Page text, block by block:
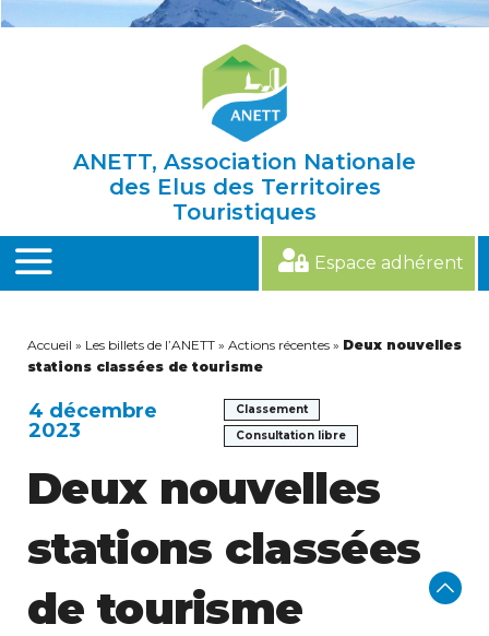
ANETT, Association Nationale
des Elus des Territoires
Touristiques
MENU
Espace adhérent
Accueil » Les billets de l’ANETT » Actions récentes » Deux nouvelles
stations classées de tourisme
4 décembre
2023
Classement
Consultation libre
Deux nouvelles
stations classées
de tourisme